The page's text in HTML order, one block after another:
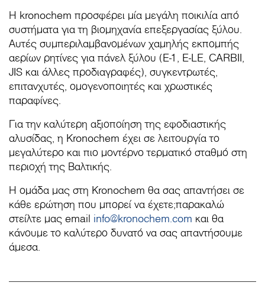
Η kronochem προσφέρει μία μεγάλη ποικιλία από
συστήματα για τη βιομηχανία επεξεργασίας ξύλου.
Αυτές συμπεριλαμβανομένων χαμηλής εκπομπής
αερίων ρητίνες για πάνελ ξύλου (E-1, E-LE, CARBII,
JIS και άλλες προδιαγραφές), συγκεντρωτές,
επιτανχυτές, ομογενοποιητές και χρωστικές
παραφίνες.
Για την καλύτερη αξιοποίηση της εφοδιαστικής
αλυσίδας, η Kronochem έχει σε λειτουργία το
μεγαλύτερο και πιο μοντέρνο τερματικό σταθμό στη
περιοχή της Βαλτικής.
Η ομάδα μας στη Kronochem θα σας απαντήσει σε
κάθε ερώτηση που μπορεί να έχετε;παρακαλώ
στείλτε μας email info@kronochem.com και θα
κάνουμε το καλύτερο δυνατό να σας απαντήσουμε
άμεσα.